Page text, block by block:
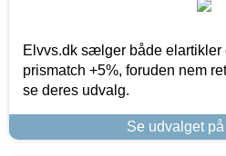
Elvvs.dk sælger både elartikler
prismatch +5%, foruden nem
se deres udvalg.
Se udvalget